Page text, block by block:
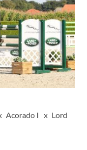
Acorado I
Lord